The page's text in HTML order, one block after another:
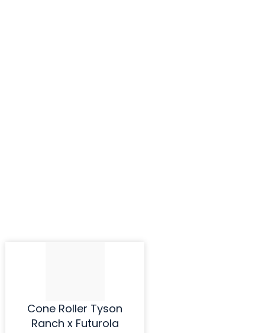
Cone Roller Tyson
Ranch x Futurola